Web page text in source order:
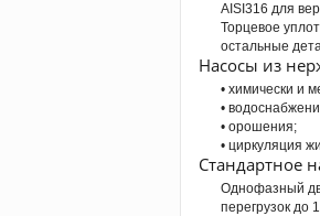
AISI316 для
Торцевое
остальные
Насосы из
• химически и
•
• орошения;
• циркуляция
Стандартное
Однофазный
перегрузок до